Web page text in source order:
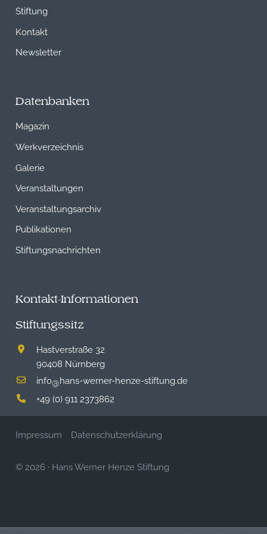
Stiftung
Kontakt
Newsletter
Datenbanken
Magazin
Werkverzeichnis
Galerie
Veranstaltungen
Veranstaltungsarchiv
Publikationen
Stiftungsnachrichten
Kontakt-Informationen
Stiftungssitz
Hastverstraße 32
90408 Nürnberg
info@hans-werner-henze-stiftung.de
+49 (0) 911 2373862
Impressum Datenschutzerklärung
© 2026 · Hans Werner Henze Stiftung